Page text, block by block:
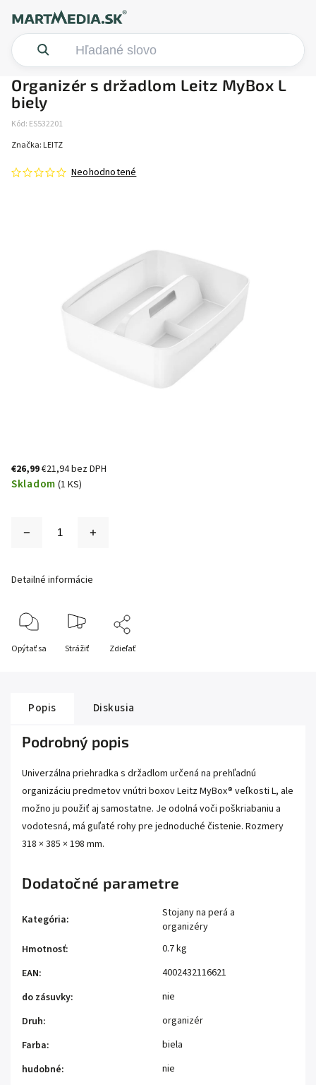
Organizér s držadlom Leitz MyBox L
biely
Kód: ES532201
Neohodnotené
Značka: LEITZ
€26,99€21,94 bez DPH
Skladom (1 KS)
Detailné informácie
Opýtať sa Strážiť Zdieľať
Popis Diskusia
Podrobný popis
Univerzálna priehradka s držadlom určená na prehľadnú
organizáciu predmetov vnútri boxov Leitz MyBox® veľkosti L, ale
možno ju použiť aj samostatne. Je odolná voči poškriabaniu a
vodotesná, má guľaté rohy pre jednoduché čistenie. Rozmery
318 × 385 × 198 mm.
Dodatočné parametre
Kategória:
Stojany na perá a
organizéry
Hmotnosť:
0.7 kg
EAN:
4002432116621
do zásuvky:
nie
Druh:
organizér
Farba:
biela
hudobné:
nie